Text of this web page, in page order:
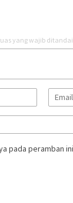
yang wajib ditandai
pada peramban